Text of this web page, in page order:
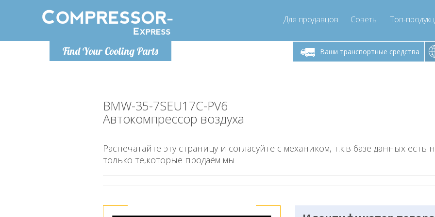
Find Your Cooling Parts
Для продавцов Советы Топ-
Ваши транспортные средства
Понедельник-пятница 9:00Понедельник-пятница 9:00
- 17
info@compressor-express.ru
BMW-35-7SEU17C-PV6
Автокомпрессор воздуха
Распечатайте эту страницу и согласуйте с механиком, т.к.в базе данных есть
только те,которые продаём мы